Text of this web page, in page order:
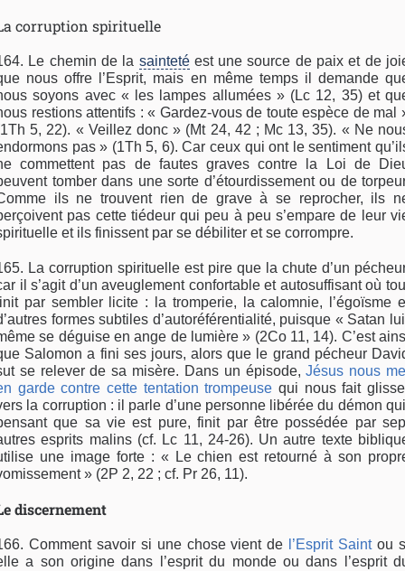
corruption spirituelle
Le chemin de la saintetéest une source de paix et de
nous offre l’Esprit, mais en même temps il demande
soyons avec « les lampes allumées » (Lc 12, 35) et
restions attentifs : « Gardez-vous de toute espèce de mal
5, 22). « Veillez donc » (Mt 24, 42 ; Mc 13, 35). « Ne
pas » (1Th 5, 6). Car ceux qui ont le sentiment
commettent pas de fautes graves contre la Loi de
tomber dans une sorte d’étourdissement ou de
ils ne trouvent rien de grave à se reprocher, ils
pas cette tiédeur qui peu à peu s’empare de leur
et ils finissent par se débiliter et se corrompre.
La corruption spirituelle est pire que la chute d’un
il s’agit d’un aveuglement confortable et autosuffisant où
par sembler licite : la tromperie, la calomnie, l’égoïsme
formes subtiles d’autoréférentialité, puisque « Satan
se déguise en ange de lumière » (2Co 11, 14). C’est
Salomon a fini ses jours, alors que le grand pécheur
se relever de sa misère. Dans un épisode,Jésus nous
garde contre cette tentation trompeuse qui nous fait
la corruption : il parle d’une personne libérée du démon
que sa vie est pure, finit par être possédée par
esprits malins (cf. Lc 11, 24-26). Un autre texte
une image forte : « Le chien est retourné à son
» (2P 2, 22 ; cf. Pr 26, 11).
discernement
Comment savoir si une chose vient de l’Esprit Saintou
a son origine dans l’esprit du monde ou dans l’esprit